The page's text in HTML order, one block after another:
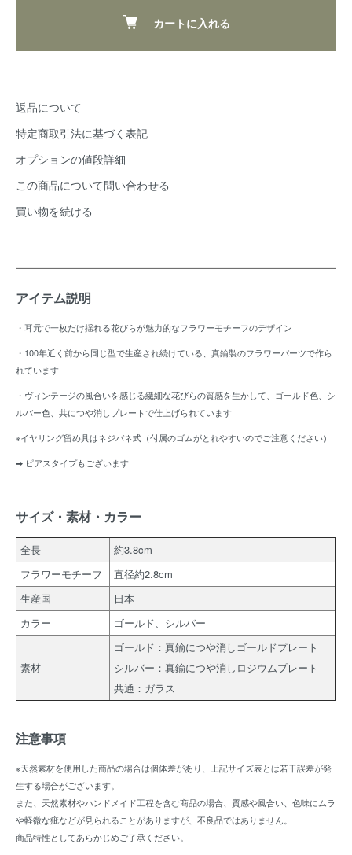
カートに入れる
返品について
特定商取引法に基づく表記
オプションの値段詳細
この商品について問い合わせる
買い物を続ける
アイテム説明
・耳元で一枚だけ揺れる花びらが魅力的なフラワーモチーフのデザイン
・100年近く前から同じ型で生産され続けている、真鍮製のフラワーパーツで作ら
れています
・ヴィンテージの風合いを感じる繊細な花びらの質感を生かして、ゴールド色、シ
ルバー色、共につや消しプレートで仕上げられています
※イヤリング留め具はネジバネ式（付属のゴムがとれやすいのでご注意ください）
➡ ピアスタイプもございます
サイズ・素材・カラー
全長
約3.8cm
フラワーモチーフ
直径約2.8cm
生産国
日本
カラー
ゴールド、シルバー
素材
ゴールド：真鍮につや消しゴールドプレート
シルバー：真鍮につや消しロジウムプレート
共通：ガラス
注意事項
※天然素材を使用した商品の場合は個体差があり、上記サイズ表とは若干誤差が発
生する場合がございます。
また、天然素材やハンドメイド工程を含む商品の場合、質感や風合い、色味にムラ
や軽微な疵などが見られることがありますが、不良品ではありません。
商品特性としてあらかじめご了承ください。